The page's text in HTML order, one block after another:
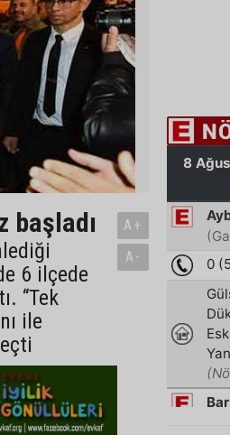
başladı
6 ilçede
“Tek
ile
A+
A-